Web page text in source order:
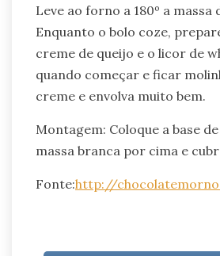
Leve ao forno a 180º a
Enquanto o bolo coze,
creme de queijo e o licor de
quando começar e ficar
creme e envolva muito bem.
Montagem: Coloque a base
massa branca por cima e
Fonte:http://